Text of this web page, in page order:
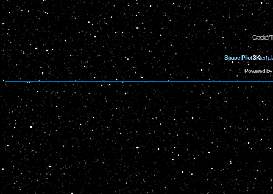
Space Pilot3K
Powered by